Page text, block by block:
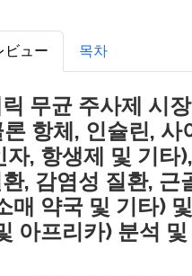
ビュー 목차
무균 주사제 시
항체, 인슐린,
자, 항생제 및 기타
, 감염성 질환,
매 약국 및 기타)
아프리카) 분석